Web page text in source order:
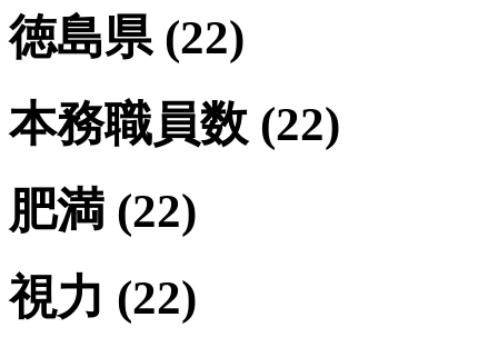
徳島県 (22)
本務職員数 (22)
肥満 (22)
視力 (22)